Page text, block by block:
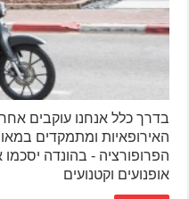
בדרך כלל אנחנו עוקבים
האירופאיות ומתמקדים
אופנועים וקטנועים